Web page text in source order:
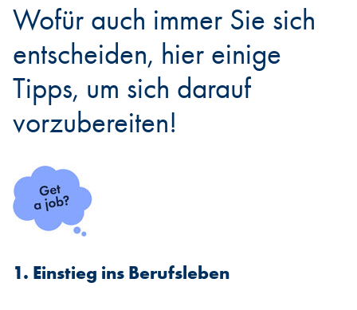
Wofür auch immer Sie sich
entscheiden, hier einige
Tipps, um sich darauf
vorzubereiten!
1. Einstieg ins Berufsleben